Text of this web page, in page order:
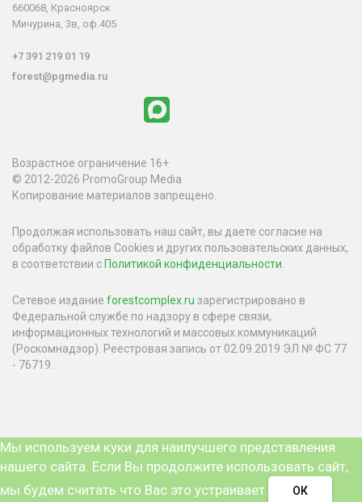
660068, Красноярск
Мичурина, 3в, оф.405
+7 391 219 01 19
forest@pgmedia.ru
Возрастное ограничение 16+
© 2012-2026 PromoGroup Media
Копирование материалов запрещено.
Продолжая использовать наш сайт, вы даете согласие на
обработку файлов Cookies и других пользовательских данных,
в соответствии с Политикой конфиденциальности.
Сетевое издание forestcomplex.ru зарегистрировано в
Федеральной службе по надзору в сфере связи,
информационных технологий и массовых коммуникаций
(Роскомнадзор). Реестровая запись от 02.09.2019 ЭЛ № ФС 77
- 76719.
Мы используем куки для наилучшего представления
нашего сайта. Если Вы продолжите использовать сайт,
мы будем считать что Вас это устраивает.
ОК